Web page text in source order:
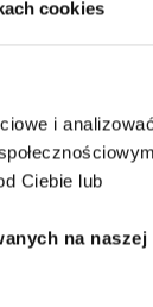
cookies
i analizować
Ciebie lub
na naszej